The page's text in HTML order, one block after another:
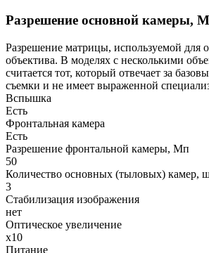
Разрешение основной камеры,
Разрешение матрицы, используемой для
объектива. В моделях с несколькими
считается тот, который отвечает за
съемки и не имеет выраженной
Вспышка
Есть
Фронтальная камера
Есть
Разрешение фронтальной камеры, Мп
50
Количество основных (тыловых) камер,
3
Стабилизация изображения
нет
Оптическое увеличение
х10
Питание